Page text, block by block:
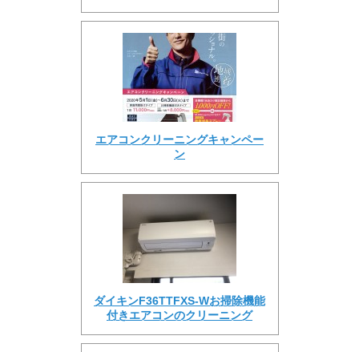
エアコンクリーニングキャンペー
ン
ダイキンF36TTFXS-Wお掃除機能
付きエアコンのクリーニング